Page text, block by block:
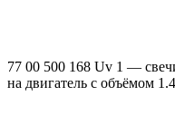
77 00 500 168 Uv 1 —
на двигатель с объёмом